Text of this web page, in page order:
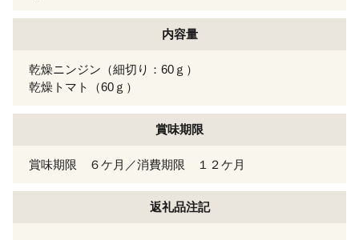
内容量
乾燥ニンジン（細切り：60ｇ）
乾燥トマト（60ｇ）
賞味期限
賞味期限 ６ケ月／消費期限 １２ケ月
返礼品注記